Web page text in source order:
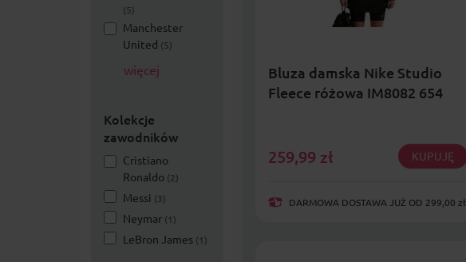
(5)
Manchester
United (5)
więcej
Kolekcje
zawodników
Cristiano
Ronaldo (2)
Messi (3)
Neymar (1)
LeBron James (1)
Bluza damska Nike Studio
Fleece różowa IM8082 654
259,99 zł KUPUJĘ
DARMOWA DOSTAWA JUŻ OD 299,00 zł